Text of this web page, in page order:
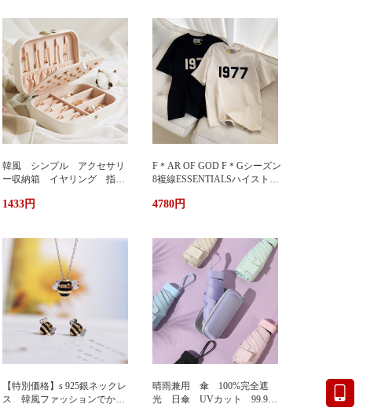
韓風 シンプル アクセサリ
ー収納箱 イヤリング 指
ックス ジュエリーケース ジ
い 小物入れ イアリン
グ ピアス 首飾り アクセ
サリー ケース
1433円
F＊AR OF GOD F＊Gシーズン
8複線ESSENTIALSハイストリ
ツカップル半袖
4780円
【特別価格】s 925銀ネックレ
ス 韓風ファッションでかわ
晴雨兼用 傘 100%完全遮
光 日傘 UVカット 99.9%